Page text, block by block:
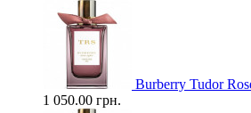
Burberry Tudor
1 050.00 грн.